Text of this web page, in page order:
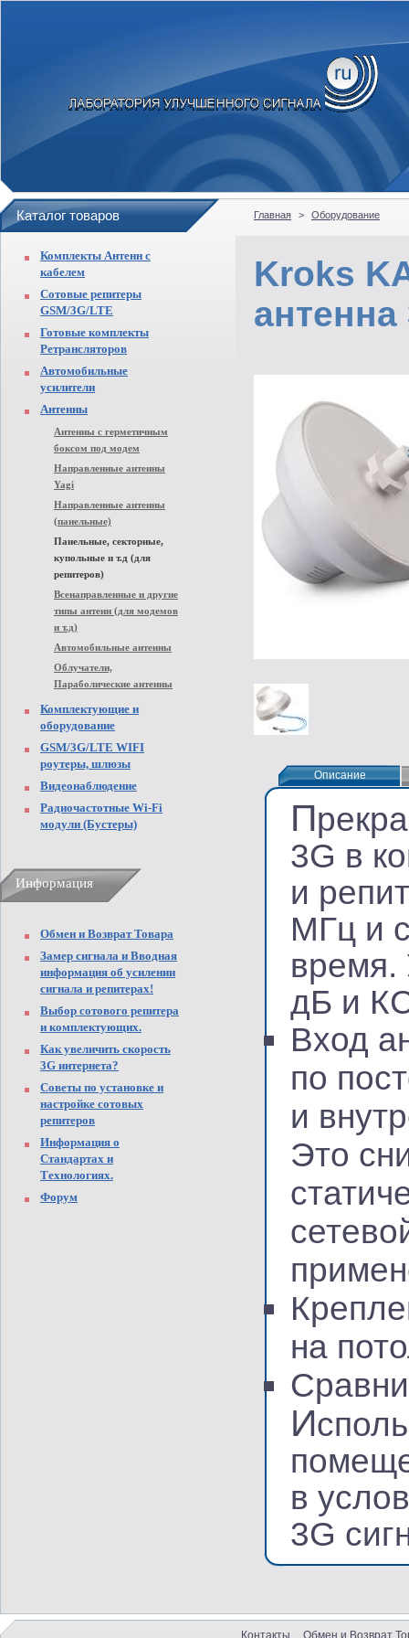
Каталог товаров
Комплекты Антенн с
кабелем
Сотовые репитеры
GSM/3G/LTE
Готовые комплекты
Ретрансляторов
Автомобильные
усилители
Антенны
Антенны с герметичным
боксом под модем
Направленные антенны
Yagi
Направленные антенны
(панельные)
Панельные, секторные,
купольные и т.д (для
репитеров)
Всенаправленные и другие
типы антенн (для модемов
и т.д)
Автомобильные антенны
Облучатели,
Параболические антенны
Комплектующие и
оборудование
GSM/3G/LTE WIFI
роутеры, шлюзы
Видеонаблюдение
Радиочастотные Wi-Fi
модули (Бустеры)
Информация
Обмен и Возврат Товара
Замер сигнала и Вводная
информация об усилении
сигнала и репитерах!
Выбор сотового репитера
и комплектующих.
Как увеличить скорость
3G интернета?
Советы по установке и
настройке сотовых
репитеров
Информация о
Стандартах и
Технологиях.
Форум
Главная > Оборудование
Kroks
Описание
Описание
П
3G в
и
МГц и
время.
дБ и
Вход
по
и
Это
на
И
в
3G
Контакты Обмен и Возврат